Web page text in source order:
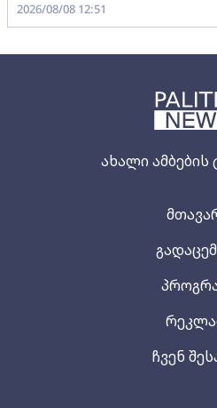
ახალი ამბების
ჩვენ
2026/08/08 12:51